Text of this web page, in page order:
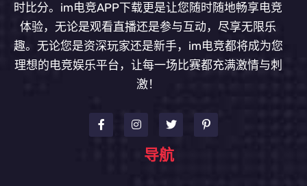
时比分。im电竞APP下载更是让您随时随地畅享电竞
体验，无论是观看直播还是参与互动，尽享无限乐
趣。无论您是资深玩家还是新手，im电竞都将成为您
理想的电竞娱乐平台，让每一场比赛都充满激情与刺
激！
导航